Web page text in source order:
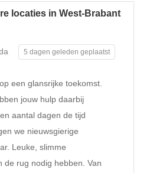
locaties in West-Brabant
5 dagen geleden geplaatst
een glansrijke toekomst.
jouw hulp daarbij
aantal dagen de tijd
we nieuwsgierige
Leuke, slimme
de rug nodig hebben. Van